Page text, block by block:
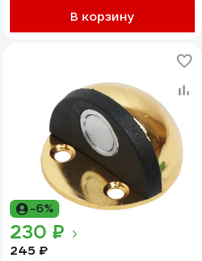
D60, белый, 2 шт. 0294 2
В корзину
-6%
230 ₽
245 ₽